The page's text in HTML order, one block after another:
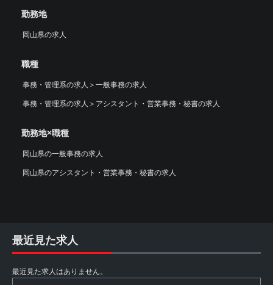
勤務地
岡山県の求人
職種
事務・管理系の求人 ＞ 一般事務の求人
事務・管理系の求人 ＞ アシスタント・営業事務・秘書の求人
勤務地×職種
岡山県の一般事務の求人
岡山県のアシスタント・営業事務・秘書の求人
最近見た求人
最近見た求人はありません。